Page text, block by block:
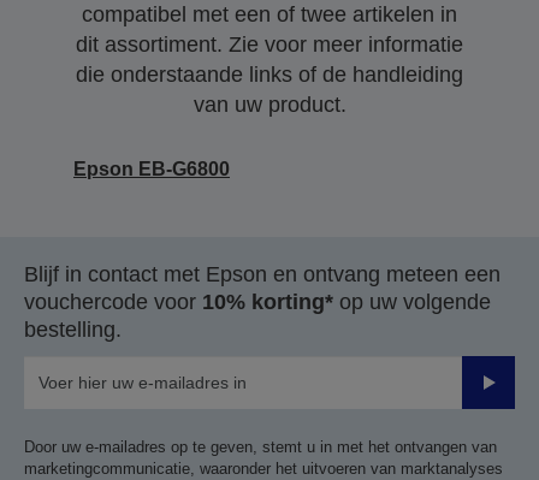
compatibel met een of twee artikelen in
dit assortiment. Zie voor meer informatie
die onderstaande links of de handleiding
van uw product.
Epson EB-G6800
Blijf in contact met Epson en ontvang meteen een
vouchercode voor 10% korting* op uw volgende
bestelling.
Door uw e-mailadres op te geven, stemt u in met het ontvangen van
marketingcommunicatie, waaronder het uitvoeren van marktanalyses